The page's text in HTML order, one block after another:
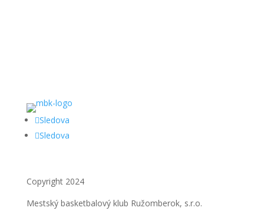
Sledova
Sledova
Copyright 2024
Mestský basketbalový klub Ružomberok, s.r.o.